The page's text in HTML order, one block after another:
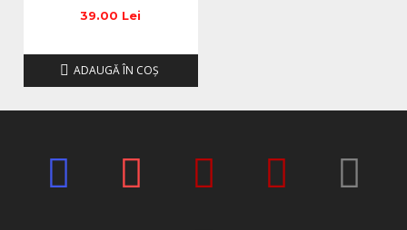
39.00 Lei
ADAUGĂ ÎN COŞ